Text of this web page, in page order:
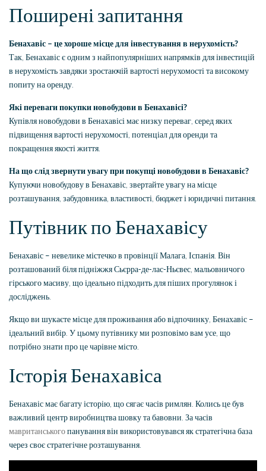
Поширені запитання
Бенахавіс – це хороше місце для інвестування в нерухомість?
Так, Бенахавіс є одним з найпопулярніших напрямків для інвестицій
в нерухомість завдяки зростаючій вартості нерухомості та високому
попиту на оренду.
Які переваги покупки новобудови в Бенахавісі?
Купівля новобудови в Бенахавісі має низку переваг, серед яких
підвищення вартості нерухомості, потенціал для оренди та
покращення якості життя.
На що слід звернути увагу при покупці новобудови в Бенахавіс?
Купуючи новобудову в Бенахавіс, звертайте увагу на місце
розташування, забудовника, властивості, бюджет і юридичні питання.
Путівник по Бенахавісу
Бенахавіс – невелике містечко в провінції Малага, Іспанія. Він
розташований біля підніжжя Сьєрра-де-лас-Ньєвес, мальовничого
гірського масиву, що ідеально підходить для піших прогулянок і
досліджень.
Якщо ви шукаєте місце для проживання або відпочинку, Бенахавіс –
ідеальний вибір. У цьому путівнику ми розповімо вам усе, що
потрібно знати про це чарівне місто.
Історія Бенахавіса
Бенахавіс має багату історію, що сягає часів римлян. Колись це був
важливий центр виробництва шовку та бавовни. За часів
мавританськогопанування він використовувався як стратегічна база
через своє стратегічне розташування.